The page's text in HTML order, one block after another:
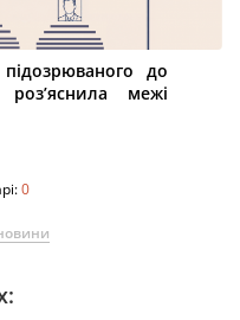
до
межі
0